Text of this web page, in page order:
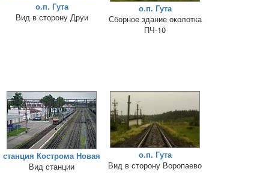
о.п. Гута
Вид в сторону Друи
о.п. Гута
Сборное здание околотка
ПЧ-10
станция Кострома Новая
Вид станции
о.п. Гута
Вид в сторону Воропаево